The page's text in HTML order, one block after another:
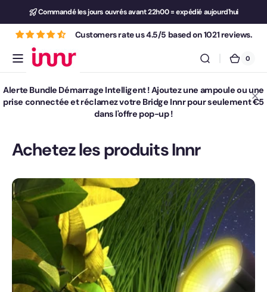
passer
au
contenu
Commandé les jours ouvrés avant 22h00 = expédié aujourd'hui
Customers rate us 4.5/5 based on 1021 reviews.
Innr
Lighting
00
Alerte Bundle Démarrage Intelligent ! Ajoutez une ampoule ou une
prise connectée et réclamez votre Bridge Innr pour seulement €5
dans l'offre pop-up !
Achetez les produits Innr